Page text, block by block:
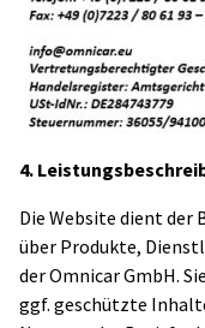
4.
Die Website dient
über Produkte,
der Omnicar GmbH.
ggf. geschützte